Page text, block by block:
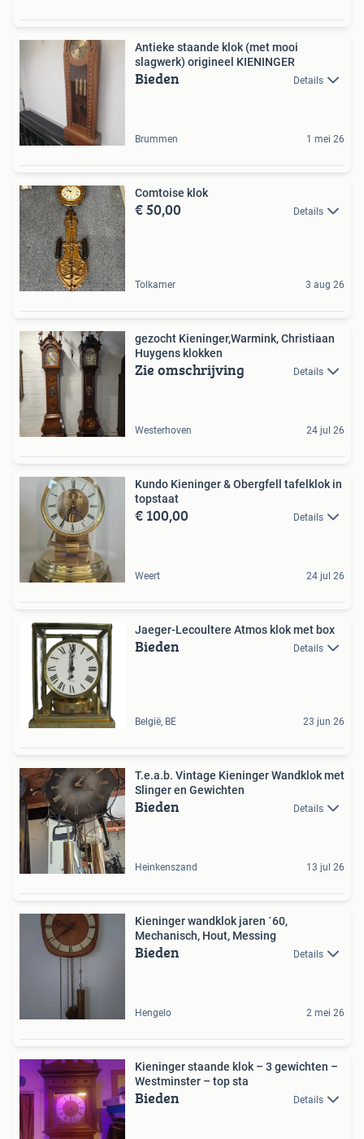
Antieke staande klok (met mooi
slagwerk) origineel KIENINGER
Bieden Details
Brummen 1 mei 26
Comtoise klok
€ 50,00 Details
Tolkamer 3 aug 26
gezocht Kieninger,Warmink, Christiaan
Huygens klokken
Zie omschrijving Details
Westerhoven 24 jul 26
Kundo Kieninger & Obergfell tafelklok in
topstaat
€ 100,00 Details
Weert 24 jul 26
Jaeger-Lecoultere Atmos klok met box
Bieden Details
België, BE 23 jun 26
T.e.a.b. Vintage Kieninger Wandklok met
Slinger en Gewichten
Bieden Details
Heinkenszand 13 jul 26
Kieninger wandklok jaren ´60,
Mechanisch, Hout, Messing
Bieden Details
Hengelo 2 mei 26
Kieninger staande klok – 3 gewichten –
Westminster – top sta
Bieden Details